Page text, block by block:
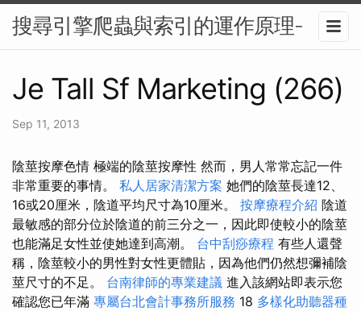
搜尋引擎爬蟲與索引的運作原理-
Je Tall Sf Marketing (266)
Sep 11, 2013
陰莖按摩色情 極端的陰莖按摩性 然而，男人常常忘記一件
非常重要的事情。 私人居家清潔方案 她們的陰莖長達12、
16或20厘米，陰道平均尺寸為10厘米。 按摩療程介紹 陰道
最敏感的部分位於陰道的前三分之一，因此即使較小的陰莖
也能滿足女性並使她達到高潮。 台中刮痧療程 有些人還聲
稱，陰莖較小的男性對女性更體貼，因為他們仍然想彌補陰
莖尺寸的不足。 台南律師的專業建議 進入該網站即表示您
確認您已年滿 專屬台北會計事務所服務 18 多樣化助聽器種